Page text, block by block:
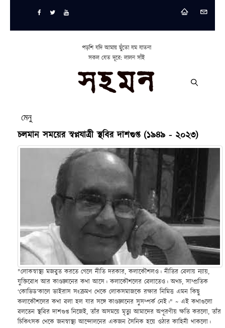
পড়শি যদি আমায় ছুঁতো যম যাতনা
সকল যেত দূরে: লালন সাঁই
মেনু
চলমান সময়ের স্বপ্নযাত্রী স্থবির দাশগুপ্ত (১৯৪৯ - ২০২৩)
"লোকস্বাস্থ্য মজবুত করতে গেলে নীতি দরকার, কলাকৌশলও। নীতির বেলায় ন্যায়,
যুক্তিবোধ আর কাণ্ডজ্ঞানের কথা আসে। কলাকৌশলের বেলাতেও। অথচ, সাম্প্রতিক
‘কোভিড’কালে ভাইরাস সংক্রমণ থেকে লোকসমাজকে রক্ষার নিমিত্ত এমন কিছু
কলাকৌশলের কথা বলা হল যার সঙ্গে কাণ্ডজ্ঞানের সুসম্পর্ক নেই।" ~ এই কথাগুলো
বলতেন স্থবির দাশগুপ্ত নিজেই, তাঁর অসময়ে মৃত্যু আমাদের অপূরণীয় ক্ষতি করলো, তাঁর
চিকিৎসক থেকে জনস্বাস্থ্য আন্দোলনের একজন সৈনিক হয়ে ওঠার কাহিনী থাকলো।